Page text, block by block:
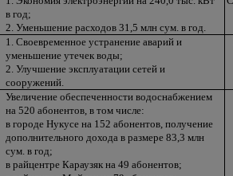
в год;
2. Уменьшение расходов 31,5 млн сум. в год.
1. Своевременное устранение аварий и
уменьшение утечек воды;
2. Улучшение эксплуатации сетей и
сооружений.
Увеличение обеспеченности водоснабжением
на 520 абонентов, в том числе:
в городе Нукусе на 152 абонентов, получение
дополнительного дохода в размере 83,3 млн
сум. в год;
в райцентре Караузяк на 49 абонентов;